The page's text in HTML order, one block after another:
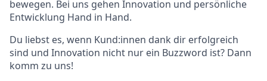
bewegen. Bei uns gehen Innovation und persönliche
Entwicklung Hand in Hand.
Du liebst es, wenn Kund:innen dank dir erfolgreich
sind und Innovation nicht nur ein Buzzword ist? Dann
komm zu uns!